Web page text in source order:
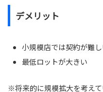
デメリット
小規模店では契約が難
最低ロットが大きい
※将来的に規模拡大を考え